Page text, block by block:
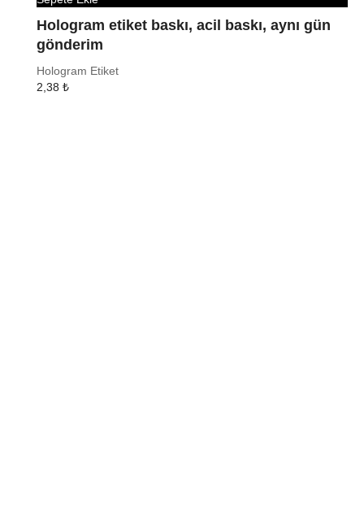
Hologram etiket baskı, acil baskı, aynı gün
gönderim
Hologram Etiket
2,38 ₺